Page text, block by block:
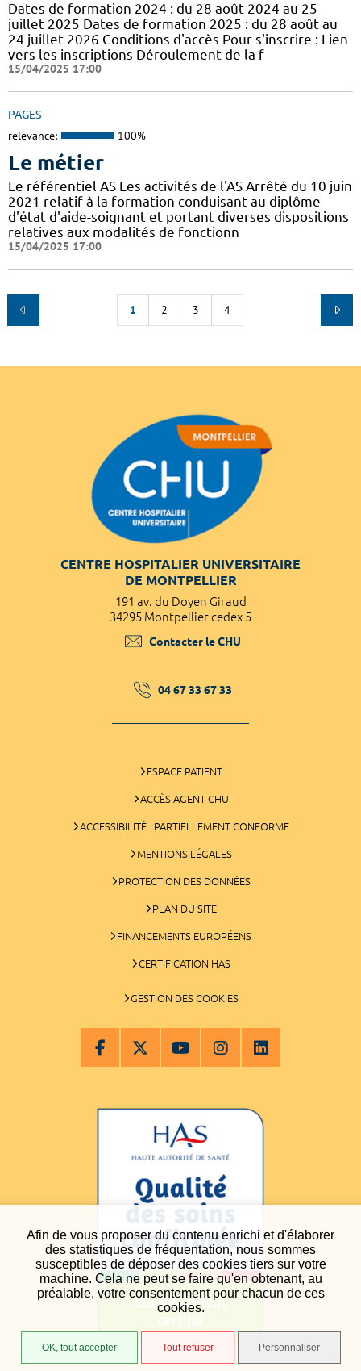
Afin de vous proposer du contenu enrichi et d'élaborer
des statistiques de fréquentation, nous sommes
susceptibles de déposer des cookies tiers sur votre
machine. Cela ne peut se faire qu'en obtenant, au
préalable, votre consentement pour chacun de ces
cookies.
OK, tout accepter Tout refuser Personnaliser
Dates de formation 2024 : du 28 août 2024 au 25
juillet 2025 Dates de formation 2025 : du 28 août au
24 juillet 2026 Conditions d'accès Pour s'inscrire : Lien
vers les inscriptions Déroulement de la f
15/04/2025 17:00
PAGES
relevance: 100%
Le métier
Le référentiel AS Les activités de l'AS Arrêté du 10 juin
2021 relatif à la formation conduisant au diplôme
d'état d'aide-soignant et portant diverses dispositions
relatives aux modalités de fonctionn
15/04/2025 17:00
1 2 3 4
CENTRE HOSPITALIER UNIVERSITAIRE
DE MONTPELLIER
191 av. du Doyen Giraud
34295 Montpellier cedex 5
Contacter le CHU
04 67 33 67 33
ESPACE PATIENT
ACCÈS AGENT CHU
ACCESSIBILITÉ : PARTIELLEMENT CONFORME
MENTIONS LÉGALES
PROTECTION DES DONNÉES
PLAN DU SITE
FINANCEMENTS EUROPÉENS
CERTIFICATION HAS
GESTION DES COOKIES